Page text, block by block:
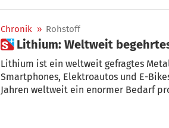
Chronik » Rohstoff
 Lithium: Weltweit
Lithium ist ein weltweit gefragtes
Smartphones, Elektroautos und E-
Jahren weltweit ein enormer Bedarf